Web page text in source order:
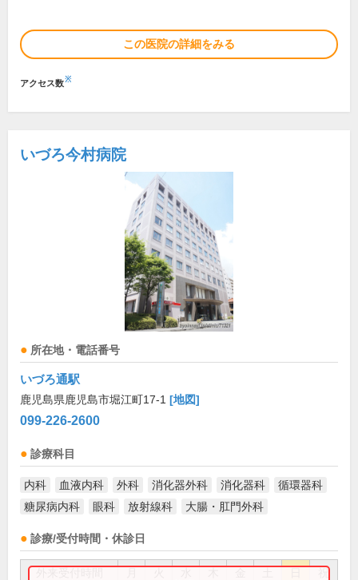
この医院の詳細をみる
アクセス数※
いづろ今村病院
所在地・電話番号
いづろ通駅
鹿児島県鹿児島市堀江町17-1 [地図]
099-226-2600
診療科目
内科 血液内科 外科 消化器外科 消化器科
循環器科
糖尿病内科
眼科 放射線科 大腸・肛門外科
診療/受付時間・休診日
祝